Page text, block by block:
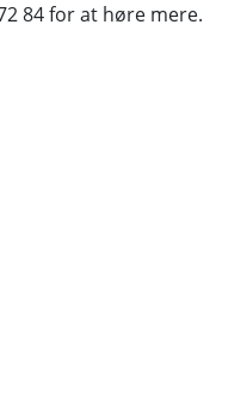
84 for at høre mere.